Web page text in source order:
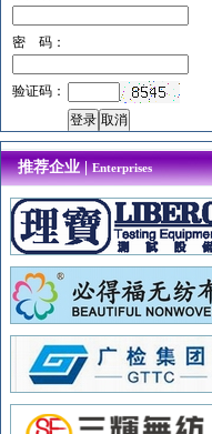
密 码：
验证码：
推荐企业 |Enterprises